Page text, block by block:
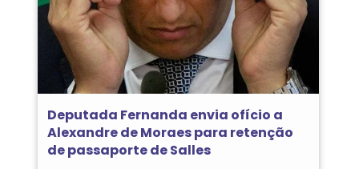
Deputada Fernanda envia ofício a
Alexandre de Moraes para retenção
de passaporte de Salles